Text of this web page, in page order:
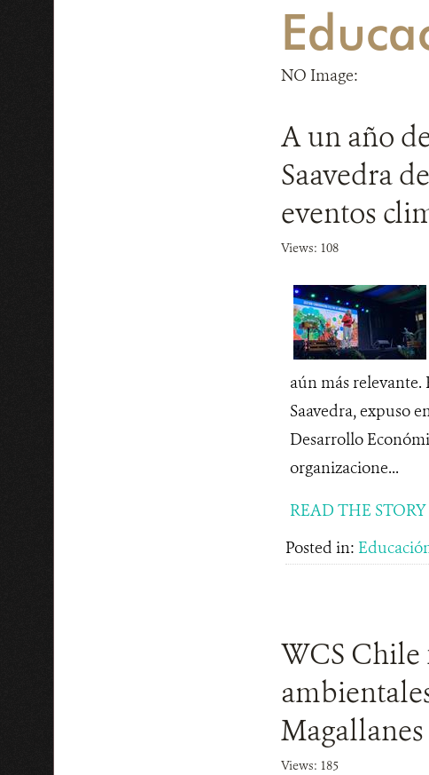
NO Image:
A un año
Saavedra
eventos
Views: 108
aún más relevante.
Saavedra, expuso
Desarrollo
organizacione...
READ THE STORY
Posted in:
WCS Chile
Magallanes
Views: 185